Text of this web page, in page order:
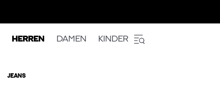
HERREN DAMEN KINDER
JEANS